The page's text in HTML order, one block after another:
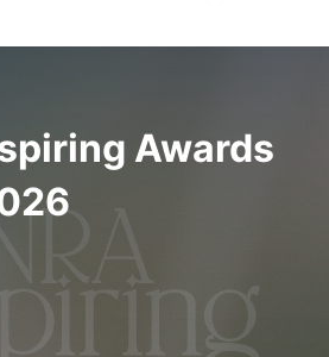
Awards